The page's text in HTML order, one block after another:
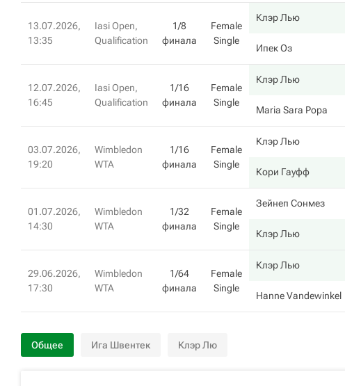
13.07.2026,
13:35
Iasi Open,
Qualification
1/8
финала
Female
Single
Клэр Лью
Ипек Оз
12.07.2026,
16:45
Iasi Open,
Qualification
1/16
финала
Female
Single
Клэр Лью
Maria Sara Popa
03.07.2026,
19:20
Wimbledon
WTA
1/16
финала
Female
Single
Клэр Лью
Кори Гауфф
01.07.2026,
14:30
Wimbledon
WTA
1/32
финала
Female
Single
Зейнеп Сонмез
Клэр Лью
29.06.2026,
17:30
Wimbledon
WTA
1/64
финала
Female
Single
Клэр Лью
Hanne Vandewinkel
Общее Ига Швентек Клэр Лю